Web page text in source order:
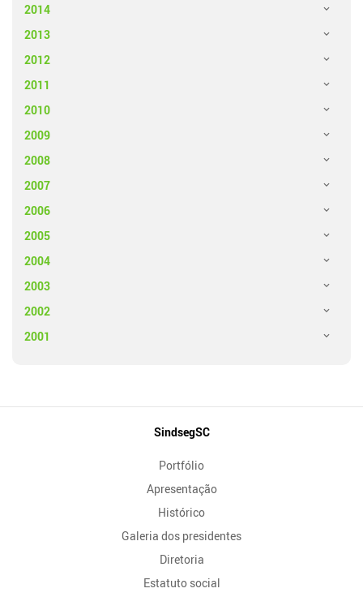
2014
2013
2012
2011
2010
2009
2008
2007
2006
2005
2004
2003
2002
2001
SindsegSC
Portfólio
Apresentação
Histórico
Galeria dos presidentes
Diretoria
Estatuto social